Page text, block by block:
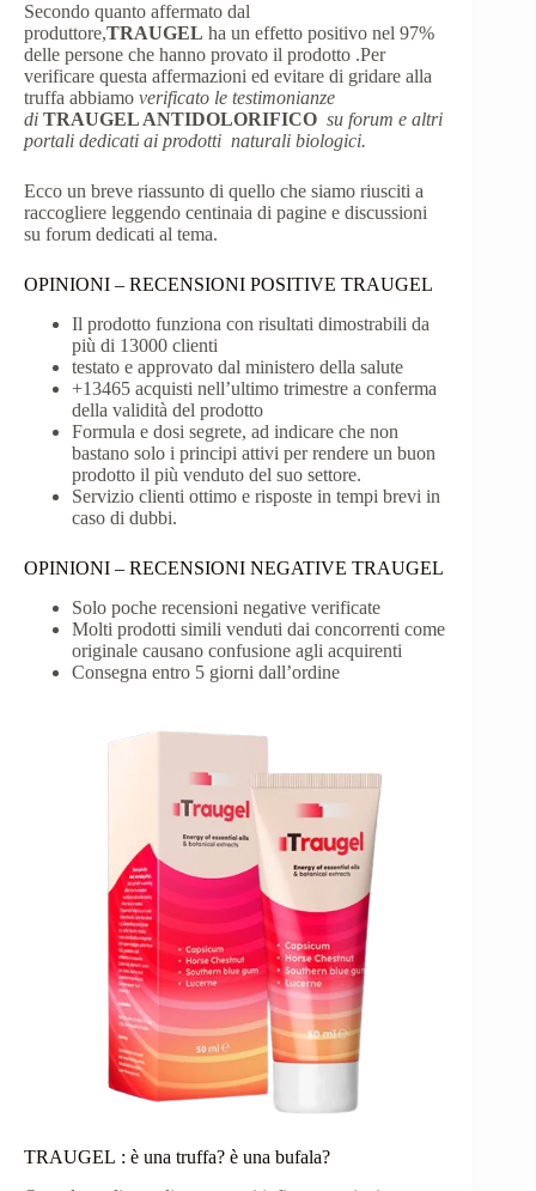
Secondo quanto affermato dal
produttore,TRAUGEL ha un effetto positivo nel 97%
delle persone che hanno provato il prodotto .Per
verificare questa affermazioni ed evitare di gridare alla
truffa abbiamo verificato le testimonianze
di TRAUGEL ANTIDOLORIFICO su forum e altri
portali dedicati ai prodotti naturali biologici.
Ecco un breve riassunto di quello che siamo riusciti a
raccogliere leggendo centinaia di pagine e discussioni
su forum dedicati al tema.
OPINIONI – RECENSIONI POSITIVE TRAUGEL
Il prodotto funziona con risultati dimostrabili da
più di 13000 clienti
testato e approvato dal ministero della salute
+13465 acquisti nell’ultimo trimestre a conferma
della validità del prodotto
Formula e dosi segrete, ad indicare che non
bastano solo i principi attivi per rendere un buon
prodotto il più venduto del suo settore.
Servizio clienti ottimo e risposte in tempi brevi in
caso di dubbi.
OPINIONI – RECENSIONI NEGATIVE TRAUGEL
Solo poche recensioni negative verificate
Molti prodotti simili venduti dai concorrenti come
originale causano confusione agli acquirenti
Consegna entro 5 giorni dall’ordine
TRAUGEL : è una truffa? è una bufala?